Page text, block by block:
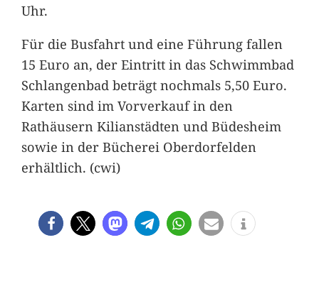
Uhr.
Für die Busfahrt und eine Führung fallen
15 Euro an, der Eintritt in das Schwimmbad
Schlangenbad beträgt nochmals 5,50 Euro.
Karten sind im Vorverkauf in den
Rathäusern Kilianstädten und Büdesheim
sowie in der Bücherei Oberdorfelden
erhältlich. (cwi)